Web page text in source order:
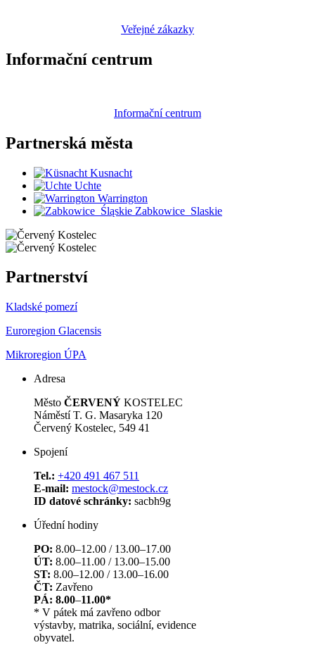
Veřejné zákazky
Informační centrum
Informační centrum
Partnerská města
Kusnacht
Uchte
Warrington
Zabkowice_Slaskie
Partnerství
Kladské pomezí
Euroregion Glacensis
Mikroregion ÚPA
Adresa
Město ČERVENÝ KOSTELEC
Náměstí T. G. Masaryka 120
Červený Kostelec, 549 41
Spojení
Tel.: +420 491 467 511
E-mail: mestock@mestock.cz
ID datové schránky: sacbh9g
Úřední hodiny
PO: 8.00–12.00 / 13.00–17.00
ÚT: 8.00–11.00 / 13.00–15.00
ST: 8.00–12.00 / 13.00–16.00
ČT: Zavřeno
PÁ: 8.00–11.00*
* V pátek má zavřeno odbor
výstavby, matrika, sociální, evidence
obyvatel.